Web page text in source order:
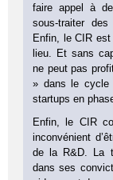
faire appel à
sous-traiter
Enfin, le CIR
lieu. Et sans
ne peut pas
» dans le cycle
startups en
Enfin, le CIR
inconvénient
de la R&D. La
dans ses